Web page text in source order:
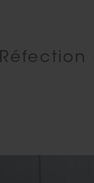
Réfection